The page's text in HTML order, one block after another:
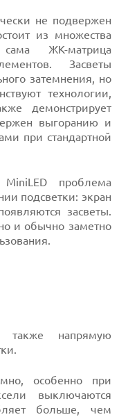
не подвержен
из множества
ЖК-матрица
Засветы
затемнения, но
технологии,
демонстрирует
выгоранию и
при стандартной
проблема
подсветки: экран
засветы.
и обычно заметно
также напрямую
особенно при
выключаются
больше, чем